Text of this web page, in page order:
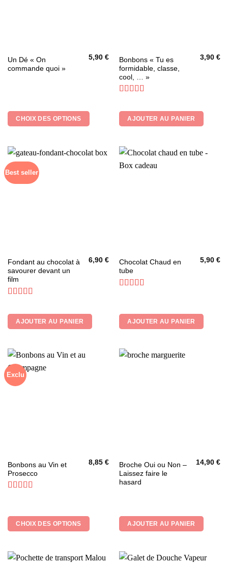
Un Dé « On
commande quoi »
5,90€
CHOIX DES OPTIONS
Ce
produit
Les
options
être
choisies
sur
la
Bonbons « Tu es
formidable, classe,
cool, … »
3,90€
AJOUTER AU PANIER
Best seller
Fondant au chocolat à
savourer devant un
film
6,90€
AJOUTER AU PANIER
Chocolat Chaud en
tube
5,90€
AJOUTER AU PANIER
Exclu
Bonbons au Vin et
Prosecco
8,85€
CHOIX DES OPTIONS
Ce
produit
a
Les
options
être
choisies
Broche Oui ou Non –
Laissez faire le
hasard
14,90€
AJOUTER AU PANIER